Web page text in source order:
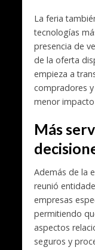
La feria
tecnologías
presencia de
de la oferta
empieza a
compradores
menor
Más
Además de la
reunió
empresas
permitiendo
aspectos
seguros y